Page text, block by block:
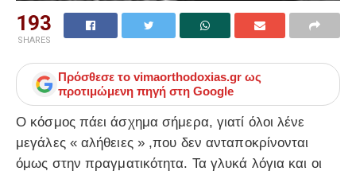
193
SHARES
Πρόσθεσε το vimaorthodoxias.gr ως
προτιμώμενη πηγή στη Google
Ο κόσμος πάει άσχημα σήμερα, γιατί όλοι λένε
μεγάλες « αλήθειες » ,που δεν ανταποκρίνονται
όμως στην πραγματικότητα. Τα γλυκά λόγια και οι